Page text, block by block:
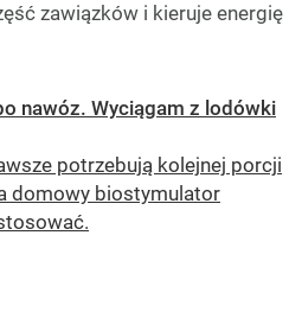
zawiązków i kieruje energię
nawóz. Wyciągam z lodówki
potrzebują kolejnej porcji
domowy biostymulator